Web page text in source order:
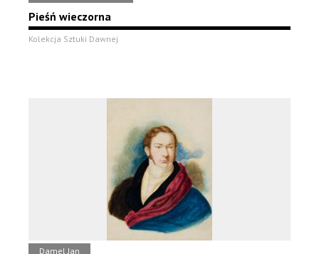
Pieśń wieczorna
Kolekcja Sztuki Dawnej
Damel Jan